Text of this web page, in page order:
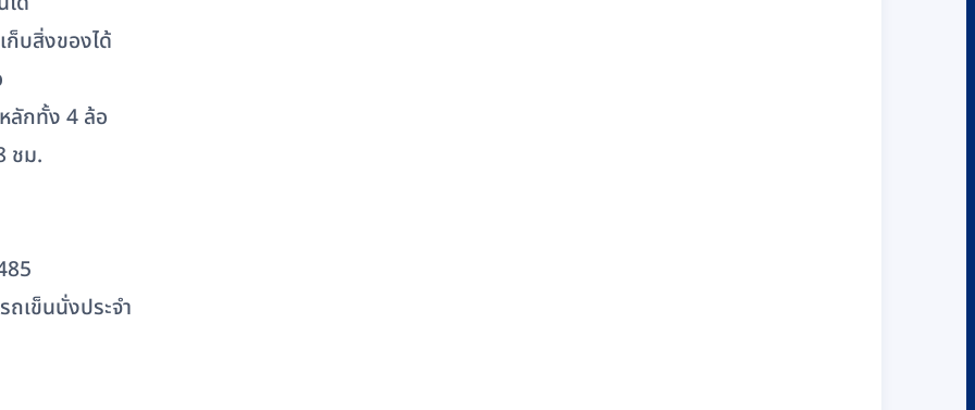
บสิ่งของได้
ลักทั้ง 4 ล้อ
ชม.
เข็นนั่งประจำ